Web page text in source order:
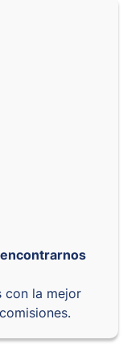
con la mejor